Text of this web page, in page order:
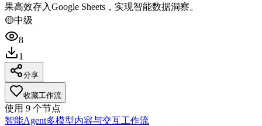
果高效存入Google Sheets，实现智能数据洞察。
🟡中级
8
1
分享
收藏工作流
使用 9 个节点
智能Agent多模型内容与交互工作流